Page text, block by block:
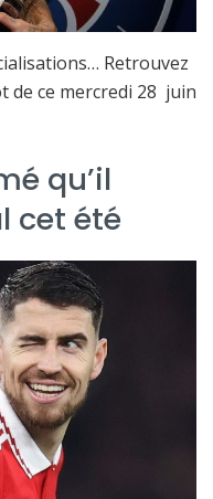
Retrouvez
de ce mercredi 28 juin
qu’il
cet été